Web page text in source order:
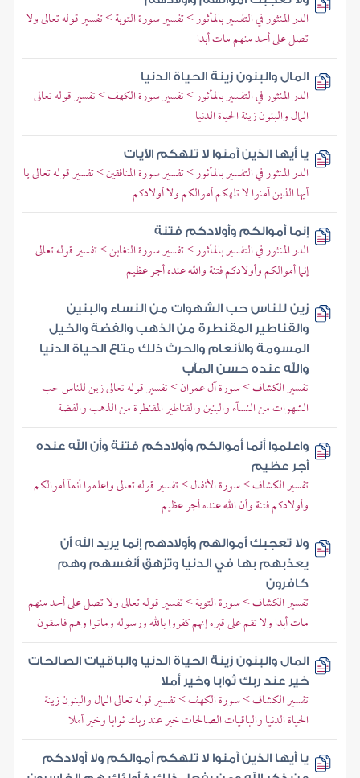
الدر المنثور في التفسير بالمأثور > تفسير سورة التوبة > تفسير قوله تعالى ولا
تصل على أحد منهم مات أبدا
المال والبنون زينة الحياة الدنيا
الدر المنثور في التفسير بالمأثور > تفسير سورة الكهف > تفسير قوله تعالى
المال والبنون زينة الحياة الدنيا
يا أيها الذين آمنوا لا تلهكم الآيات
الدر المنثور في التفسير بالمأثور > تفسير سورة المنافقين > تفسير قوله تعالى يا
أيها الذين آمنوا لا تلهكم أموالكم ولا أولادكم
إنما أموالكم وأولادكم فتنة
الدر المنثور في التفسير بالمأثور > تفسير سورة التغابن > تفسير قوله تعالى
إنما أموالكم وأولادكم فتنة والله عنده أجر عظيم
زين للناس حب الشهوات من النساء والبنين
والقناطير المقنطرة من الذهب والفضة والخيل
المسومة والأنعام والحرث ذلك متاع الحياة الدنيا
والله عنده حسن المآب
تفسير الكشاف > سورة آل عمران > تفسير قوله تعالى زين للناس حب
الشهوات من النسآء والبنين والقناطير المقنطرة من الذهب والفضة
واعلموا أنما أموالكم وأولادكم فتنة وأن الله عنده
أجر عظيم
تفسير الكشاف > سورة الأنفال > تفسير قوله تعالى واعلموا أنمآ أموالكم
وأولادكم فتنة وأن الله عنده أجر عظيم
ولا تعجبك أموالهم وأولادهم إنما يريد الله أن
يعذبهم بها في الدنيا وتزهق أنفسهم وهم
كافرون
تفسير الكشاف > سورة التوبة > تفسير قوله تعالى ولا تصل على أحد منهم
مات أبدا ولا تقم على قبره إنهم كفروا بالله ورسوله وماتوا وهم فاسقون
المال والبنون زينة الحياة الدنيا والباقيات الصالحات
خير عند ربك ثوابا وخير أملا
تفسير الكشاف > سورة الكهف > تفسير قوله تعالى المال والبنون زينة
الحياة الدنيا والباقيات الصالحات خير عند ربك ثوابا وخير أملا
يا أيها الذين آمنوا لا تلهكم أموالكم ولا أولادكم